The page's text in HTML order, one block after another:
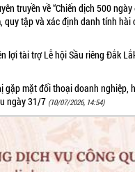
truyền về “Chiến dịch 500 ngày
quy tập và xác định danh tính hài
lợi tài trợ Lễ hội Sầu riêng Đắk
gặp mặt đối thoại doanh nghiệp,
ngày 31/7 (10/07/2026, 14:54)